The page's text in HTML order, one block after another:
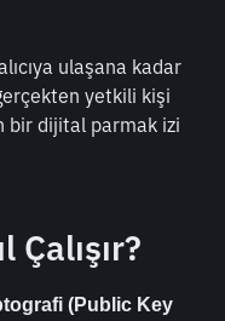
ulaşana kadar
yetkili kişi
bir dijital parmak izi
(Public Key